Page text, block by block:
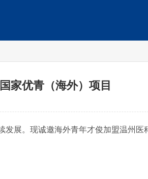
家优青（海外）项目
展。现诚邀海外青年才俊加盟温州